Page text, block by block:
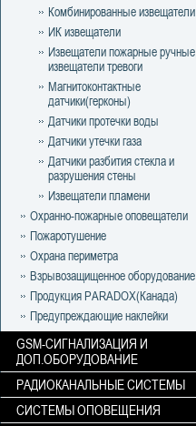
Комбинированные извещатели
ИК извещатели
Извещатели пожарные ручные,
извещатели тревоги
Магнитоконтактные
датчики(герконы)
Датчики протечки воды
Датчики утечки газа
Датчики разбития стекла и
разрушения стены
Извещатели пламени
Охранно-пожарные оповещатели
Пожаротушение
Охрана периметра
Взрывозащищенное оборудование
Продукция PARADOX(Канада)
Предупреждающие наклейки
GSM-СИГНАЛИЗАЦИЯ И
ДОП.ОБОРУДОВАНИЕ
РАДИОКАНАЛЬНЫЕ СИСТЕМЫ
СИСТЕМЫ ОПОВЕЩЕНИЯ